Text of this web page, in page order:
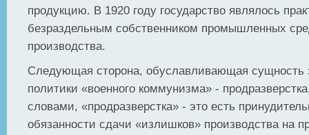
продукцию. В 1920 году государство являлось
безраздельным собственником промышленных
производства.
Следующая сторона, обуславливающая сущность
политики «военного коммунизма» -
словами, «продразверстка» - это есть
обязанности сдачи «излишков» производства на